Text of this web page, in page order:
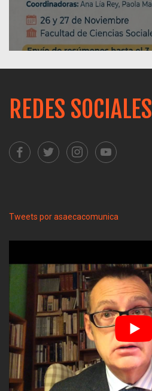
REDES SOCIALES
Tweets por asaecacomunica